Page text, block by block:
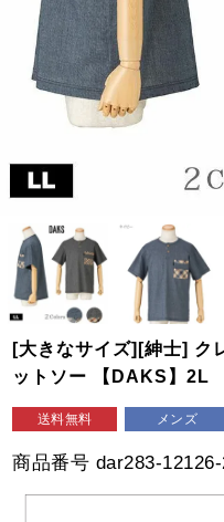
[大きなサイズ][紳士] ク
ットソー 【DAKS】2L
送料無料 メンズ
商品番号 dar283-